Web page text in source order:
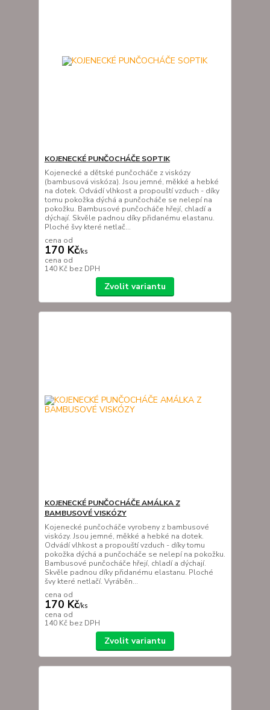
KOJENECKÉ PUNČOCHÁČE SOPTIK
Kojenecké a dětské punčocháče z viskózy
(bambusová viskóza). Jsou jemné, měkké a hebké
na dotek. Odvádí vlhkost a propouští vzduch - díky
tomu pokožka dýchá a punčocháče se nelepí na
pokožku. Bambusové punčocháče hřejí, chladí a
dýchají. Skvěle padnou díky přidanému elastanu.
Ploché švy které netlač...
cena od
170 Kč/ks
cena od
140 Kč bez DPH
Zvolit variantu
KOJENECKÉ PUNČOCHÁČE AMÁLKA Z
BAMBUSOVÉ VISKÓZY
Kojenecké punčocháče vyrobeny z bambusové
viskózy. Jsou jemné, měkké a hebké na dotek.
Odvádí vlhkost a propouští vzduch - díky tomu
pokožka dýchá a punčocháče se nelepí na pokožku.
Bambusové punčocháče hřejí, chladí a dýchají.
Skvěle padnou díky přidanému elastanu. Ploché
švy které netlačí. Vyráběn...
cena od
170 Kč/ks
cena od
140 Kč bez DPH
Zvolit variantu